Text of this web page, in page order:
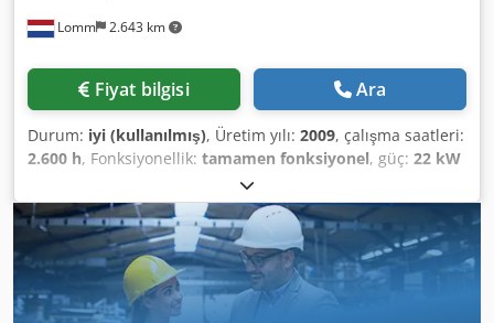
Lomm 2.643 km
Fiyat bilgisi Ara
Durum: iyi (kullanılmış), Üretim yılı: 2009, çalışma saatleri:
2.600 h, Fonksiyonellik: tamamen fonksiyonel, güç: 22 kW
, 🔧 Specifications: Type: Atlas Copco ZT22 Year of
manufacture: 2009 Power: 22 kW (30 hp) Working pressure:
7 bar (101 psi) Capacity: approx. 3.55 m³/min (125 cfm)
Speed: 2940 rpm ⏱️ Operating hours: Total: approx. 12,900
hours Loaded hours: approx. 2,600 hours Dcjdpey E Sndofx
Ab Tok